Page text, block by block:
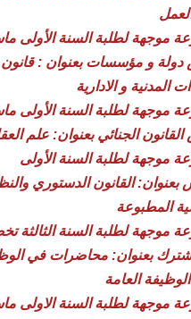
موجهة لطلبة السنة الأولى
و مؤسسات بعنوان : قانون
المدنية و الادارية
موجهة لطلبة السنة الأولى
الجنائي بعنوان: علم
موجهة لطلبة السنة الأولى
بعنوان: القانون الدستوري
المطبوعة
موجهة لطلبة السنة الثالثة
بعنوان: محاضرات في
العامة
موجهة لطلبة السنة الاولى